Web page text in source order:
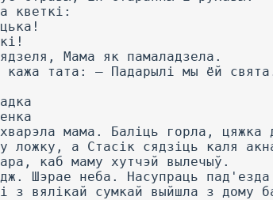
кветкі:
Мама як памаладзела.
тата: — Падарылі мы ёй
мама. Баліць горла, цяжка
ложку, а Стасік сядзіць каля
каб маму хутчэй вылечыў.
Шэрае неба. Насупраць
з вялікай сумкай выйшла з дому